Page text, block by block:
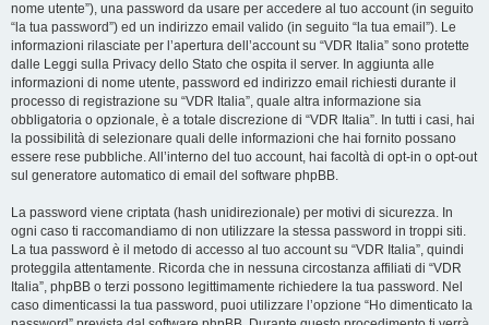
nome utente”), una password da usare per accedere al tuo account (in seguito
“la tua password”) ed un indirizzo email valido (in seguito “la tua email”). Le
informazioni rilasciate per l’apertura dell’account su “VDR Italia” sono protette
dalle Leggi sulla Privacy dello Stato che ospita il server. In aggiunta alle
informazioni di nome utente, password ed indirizzo email richiesti durante il
processo di registrazione su “VDR Italia”, quale altra informazione sia
obbligatoria o opzionale, è a totale discrezione di “VDR Italia”. In tutti i casi, hai
la possibilità di selezionare quali delle informazioni che hai fornito possano
essere rese pubbliche. All’interno del tuo account, hai facoltà di opt-in o opt-out
sul generatore automatico di email del software phpBB.
La password viene criptata (hash unidirezionale) per motivi di sicurezza. In
ogni caso ti raccomandiamo di non utilizzare la stessa password in troppi siti.
La tua password è il metodo di accesso al tuo account su “VDR Italia”, quindi
proteggila attentamente. Ricorda che in nessuna circostanza affiliati di “VDR
Italia”, phpBB o terzi possono legittimamente richiedere la tua password. Nel
caso dimenticassi la tua password, puoi utilizzare l’opzione “Ho dimenticato la